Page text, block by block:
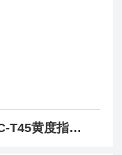
SC-T45黄度指数仪